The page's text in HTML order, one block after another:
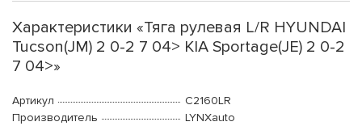
Характеристики «Тяга рулевая L/R HYUNDAI
Tucson(JM) 2 0-2 7 04> KIA Sportage(JE) 2 0-2
7 04>»
Артикул
C2160LR
Производитель
LYNXauto